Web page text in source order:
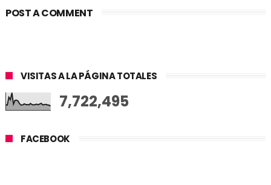
POST A COMMENT
VISITAS A LA PÁGINA TOTALES
7,722,495
FACEBOOK